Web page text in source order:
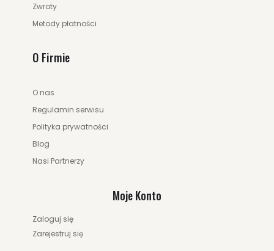
Zwroty
Metody płatności
O Firmie
O nas
Regulamin serwisu
Polityka prywatności
Blog
Nasi Partnerzy
Moje Konto
Zaloguj się
Zarejestruj się